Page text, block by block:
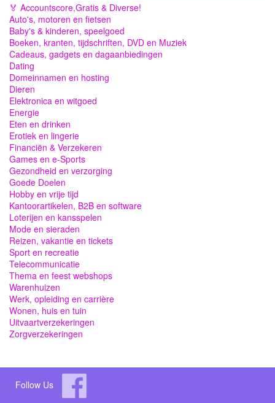
🏅 Accountscore,Gratis & Diverse!
Auto's, motoren en fietsen
Baby's & kinderen, speelgoed
Boeken, kranten, tijdschriften, DVD en Muziek
Cadeaus, gadgets en dagaanbiedingen
Dating
Domeinnamen en hosting
Dieren
Elektronica en witgoed
Energie
Eten en drinken
Erotiek en lingerie
Financiën & Verzekeren
Games en e-Sports
Gezondheid en verzorging
Goede Doelen
Hobby en vrije tijd
Kantoorartikelen, B2B en software
Loterijen en kansspelen
Mode en sieraden
Reizen, vakantie en tickets
Sport en recreatie
Telecommunicatie
Thema en feest webshops
Warenhuizen
Werk, opleiding en carrière
Wonen, huis en tuin
Uitvaartverzekeringen
Zorgverzekeringen
Follow Us